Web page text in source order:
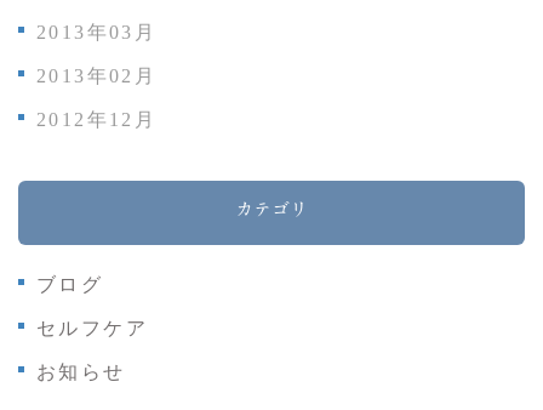
2013年03月
2013年02月
2012年12月
カテゴリ
ブログ
セルフケア
お知らせ